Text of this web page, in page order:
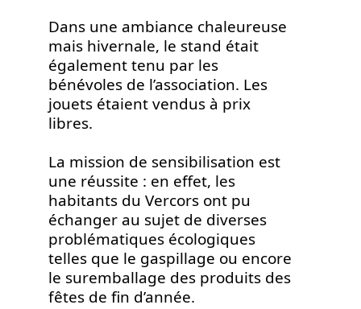
Dans une ambiance chaleureuse
mais hivernale, le stand était
également tenu par les
bénévoles de l’association. Les
jouets étaient vendus à prix
libres.
La mission de sensibilisation est
une réussite : en effet, les
habitants du Vercors ont pu
échanger au sujet de diverses
problématiques écologiques
telles que le gaspillage ou encore
le suremballage des produits des
fêtes de fin d’année.